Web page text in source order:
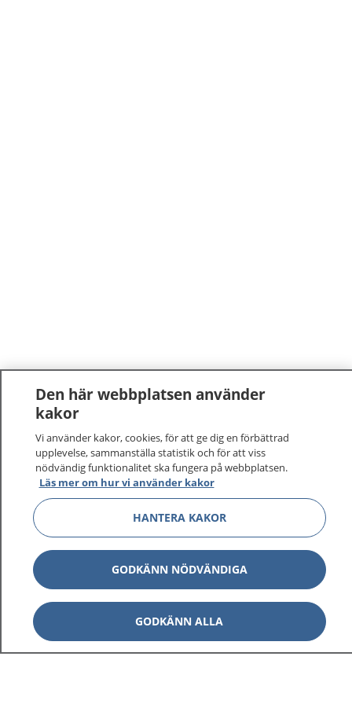
1177–tryggt om din hälsa och vård
På 1177.se får du råd om hälsa och information om
sjukdomar och vilka mottagningar du kan kontakta.
Logga in för att läsa din journal och göra dina
vårdärenden. Ring telefonnummer 1177 för
sjukvårdsrådgivning dygnet runt.
1177 ger dig råd när du vill må bättre.
Den här webbplatsen använder
kakor
Vi använder kakor, cookies, för att ge dig en förbättrad
upplevelse, sammanställa statistik och för att viss
nödvändig funktionalitet ska fungera på webbplatsen.
Läs mer om hur vi använder kakor
HANTERA KAKOR
GODKÄNN NÖDVÄNDIGA
GODKÄNN ALLA